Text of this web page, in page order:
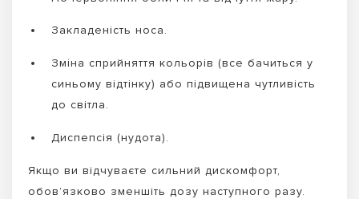
Закладеність носа.
Зміна сприйняття кольорів (все бачиться у
синьому відтінку) або підвищена чутливість
до світла.
Диспепсія (нудота).
Якщо ви відчуваєте сильний дискомфорт,
обов’язково зменшіть дозу наступного разу.